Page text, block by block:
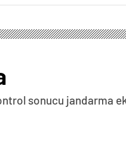
sonucu jandarma